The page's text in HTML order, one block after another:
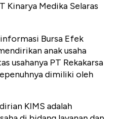
Kinarya Medika Selaras
Bursa Efek
anak usaha
usahanya PT Rekakarsa
dimiliki oleh
KIMS adalah